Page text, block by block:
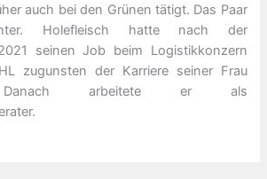
auch bei den Grünen tätigt. Das Paar
Holefleisch hatte nach der
seinen Job beim Logistikkonzern
zugunsten der Karriere seiner Frau
Danach arbeitete er als